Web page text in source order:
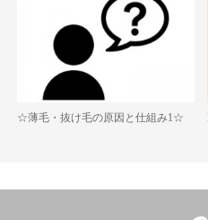
☆薄毛・抜け毛の原因と仕組み1☆